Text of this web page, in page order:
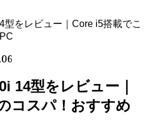
型をレビュー｜Core i5搭載でこ
14型をレビュー｜
コスパ！おすすめ